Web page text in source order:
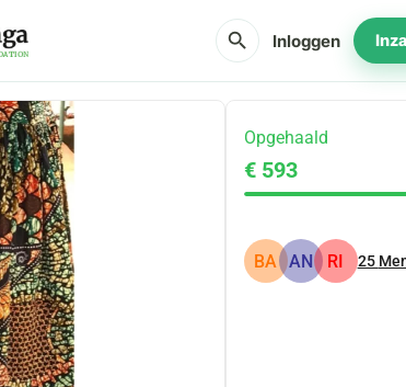
search Inloggen
Opgehaald
€ 593
BA AN RI 25